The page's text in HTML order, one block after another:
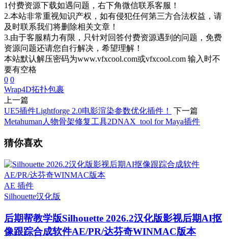
1付费资源下载如遇问题，右下角微信联系客服！
2.本站非常重视知识产权，如有侵犯任何第三方合法权益，请
及时联系我们将删除相关文章！
3.由于客服精力有限，只针对回答付费资源遇到的问题，免费
资源问题还请您自行解决，希望理解！
本站默认解压密码为www.vfxcool.com或vfxcool.com 输入时不
要有空格
0 0
Wrap4D拓扑包裹
上一篇
UE5插件Lightforge 2.0电影渲染参数优化插件！
下一篇
Metahuman人物骨架修复工具2DNAX_tool for Maya插件
猜你喜欢
AE 插件
Silhouette汉化版
后期帮教学版Silhouette 2026.2汉化版影视后期AI抠
像跟踪合成软件AE/PR/达芬奇WINMAC版本